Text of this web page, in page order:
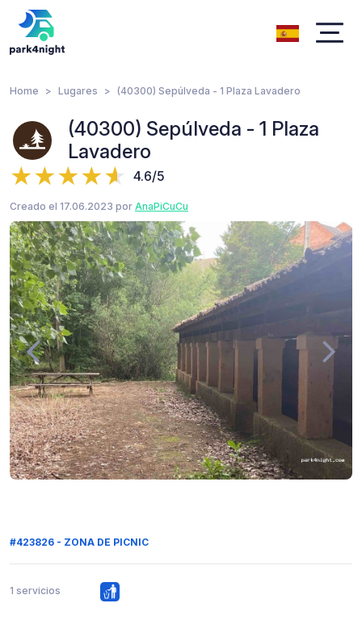
Home Lugares (40300) Sepúlveda - 1 Plaza Lavadero
(40300) Sepúlveda - 1 Plaza
Lavadero
4.6/5
Creado el 17.06.2023 por AnaPiCuCu
#423826 - ZONA DE PICNIC
1 servicios